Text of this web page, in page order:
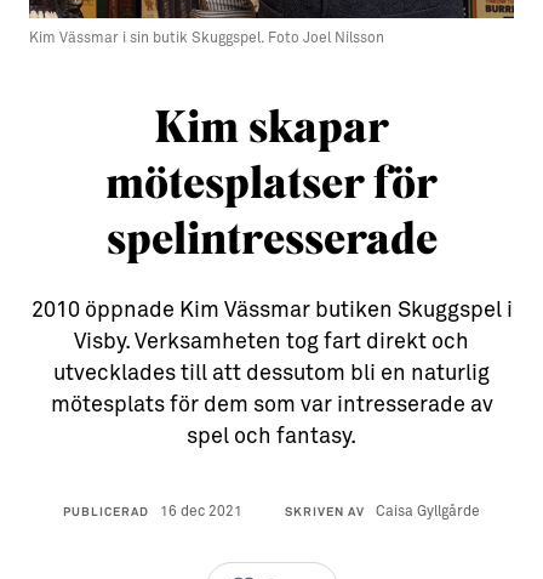
Aktiviteter
Möten & kongresser
Hansestaden världsarv
Gotlands kulturarv
Medeltidsveckan
Visby Centrum
→ Gutamål och gotländska
→ Hyra bostad
→ Köpa bostad
→ Bygga hus
→ Fritidsliv
→ Föreningsliv
→ Idrottsliv
Kim Vässmar i sin butik Skuggspel. Foto Joel Nilsson
Kim skapar
mötesplatser för
spelintresserade
2010 öppnade Kim Vässmar butiken Skuggspel i
Visby. Verksamheten tog fart direkt och
utvecklades till att dessutom bli en naturlig
mötesplats för dem som var intresserade av
spel och fantasy.
PUBLICERAD 16 dec 2021 SKRIVEN AV Caisa Gyllgårde